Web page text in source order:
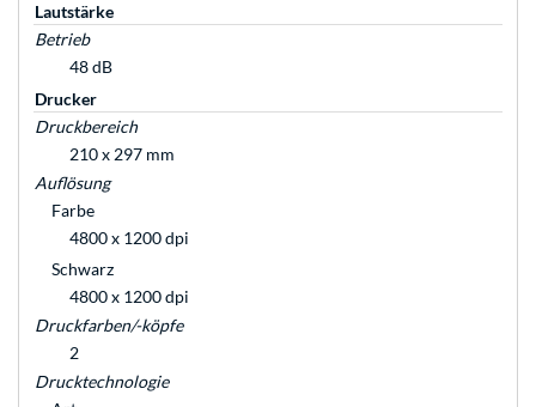
Lautstärke
Betrieb
48 dB
Drucker
Druckbereich
210 x 297 mm
Auflösung
Farbe
4800 x 1200 dpi
Schwarz
4800 x 1200 dpi
Druckfarben/-köpfe
2
Drucktechnologie